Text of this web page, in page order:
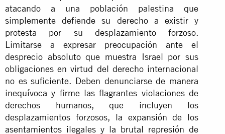
atacando a una población palestina que
simplemente defiende su derecho a existir y
protesta por su desplazamiento forzoso.
Limitarse a expresar preocupación ante el
desprecio absoluto que muestra Israel por sus
obligaciones en virtud del derecho internacional
no es suficiente. Deben denunciarse de manera
inequívoca y firme las flagrantes violaciones de
derechos humanos, que incluyen los
desplazamientos forzosos, la expansión de los
asentamientos ilegales y la brutal represión de